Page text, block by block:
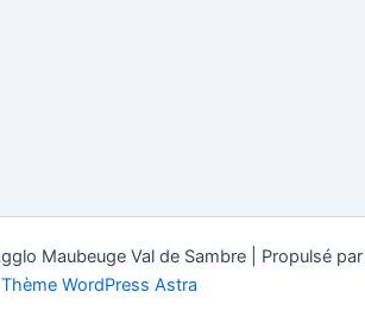
Maubeuge Val de Sambre | Propulsé par
Thème WordPress Astra